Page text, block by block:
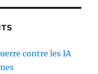
contre les IA